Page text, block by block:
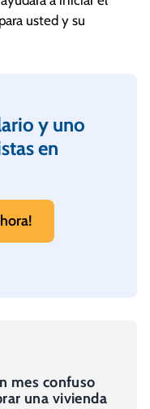
usted y su
y uno
en
mes confuso
una vivienda